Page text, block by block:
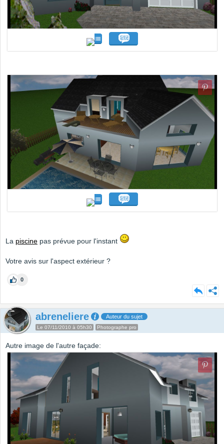
La piscine pas prévue pour l'instant
Votre avis sur l'aspect extérieur ?
0
abreneliere Auteur du sujet
Le 07/11/2010 à 05h30 Photographe pro
Autre image de l'autre façade: